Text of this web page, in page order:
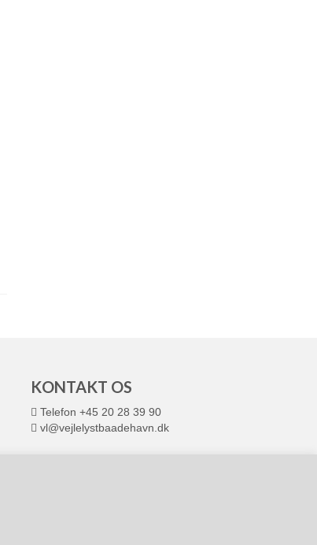
KONTAKT OS
Telefon +45 20 28 39 90
vl@vejlelystbaadehavn.dk